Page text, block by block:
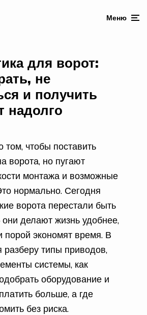
Меню
для ворот:
не
и получить
надолго
том, чтобы поставить
ворота, но пугают
монтажа и возможные
нормально. Сегодня
ворота перестали быть
делают жизнь удобнее,
порой экономят время. В
разберу типы приводов,
системы, как
оборудование и
больше, а где
без риска.